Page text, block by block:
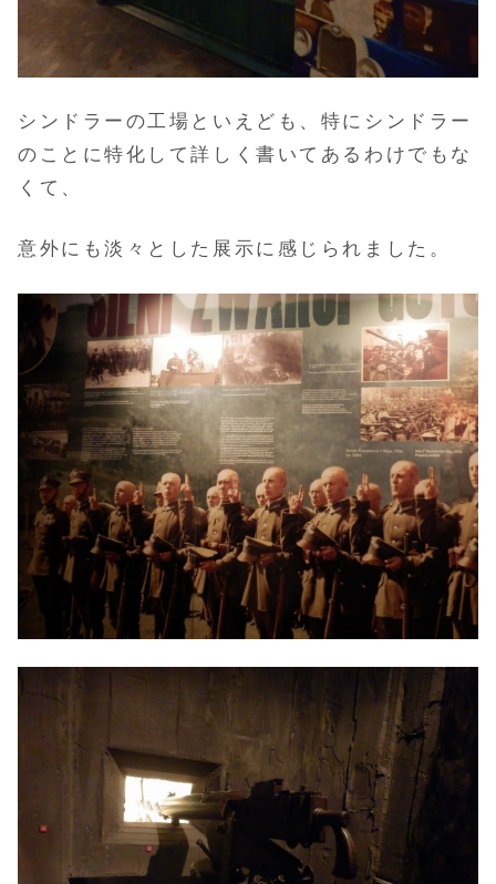
シンドラーの工場といえども、特にシンドラー
のことに特化して詳しく書いてあるわけでもな
くて、
意外にも淡々とした展示に感じられました。